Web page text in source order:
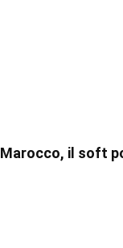
Marocco, il soft